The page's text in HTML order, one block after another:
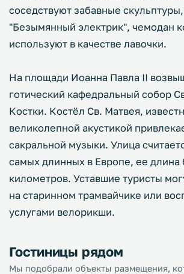
соседствуют забавные
"Безымянный электрик", чемодан
используют в качестве лавочки.
На площади Иоанна Павла II
готический кафедральный собор
Костки. Костёл Св. Матвея,
великолепной акустикой
сакральной музыки. Улица
самых длинных в Европе, ее длина
километров. Уставшие туристы
на старинном трамвайчике или
услугами велорикши.
Гостиницы рядом
Мы подобрали объекты размещения,